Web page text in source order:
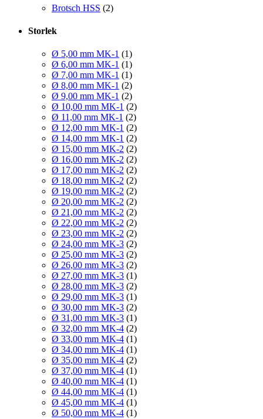
Brotsch HSS (2)
Storlek
Ø 5,00 mm MK-1 (1)
Ø 6,00 mm MK-1 (1)
Ø 7,00 mm MK-1 (1)
Ø 8,00 mm MK-1 (2)
Ø 9,00 mm MK-1 (2)
Ø 10,00 mm MK-1 (2)
Ø 11,00 mm MK-1 (2)
Ø 12,00 mm MK-1 (2)
Ø 14,00 mm MK-1 (2)
Ø 15,00 mm MK-2 (2)
Ø 16,00 mm MK-2 (2)
Ø 17,00 mm MK-2 (2)
Ø 18,00 mm MK-2 (2)
Ø 19,00 mm MK-2 (2)
Ø 20,00 mm MK-2 (2)
Ø 21,00 mm MK-2 (2)
Ø 22,00 mm MK-2 (2)
Ø 23,00 mm MK-2 (2)
Ø 24,00 mm MK-3 (2)
Ø 25,00 mm MK-3 (2)
Ø 26,00 mm MK-3 (2)
Ø 27,00 mm MK-3 (1)
Ø 28,00 mm MK-3 (2)
Ø 29,00 mm MK-3 (1)
Ø 30,00 mm MK-3 (2)
Ø 31,00 mm MK-3 (1)
Ø 32,00 mm MK-4 (2)
Ø 33,00 mm MK-4 (1)
Ø 34,00 mm MK-4 (1)
Ø 35,00 mm MK-4 (2)
Ø 37,00 mm MK-4 (1)
Ø 40,00 mm MK-4 (1)
Ø 44,00 mm MK-4 (1)
Ø 45,00 mm MK-4 (1)
Ø 50,00 mm MK-4 (1)